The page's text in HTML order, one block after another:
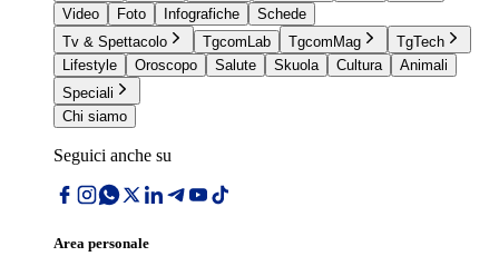
Video
Foto Infografiche
Schede
Tv & Spettacolo
TgcomLab TgcomMag
TgTech
Lifestyle
Oroscopo Salute Skuola Cultura
Animali
Speciali
Chi siamo
Seguici anche su
Area personale